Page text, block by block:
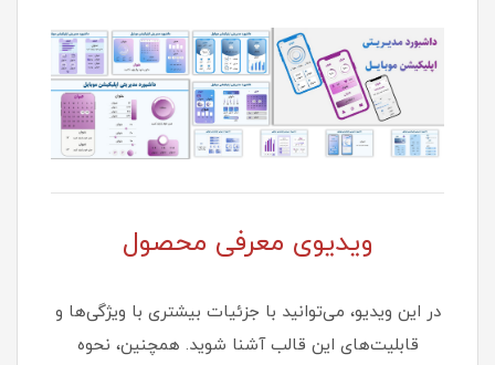
ویدیوی معرفی محصول
در این ویدیو، می‌توانید با جزئیات بیشتری با ویژگی‌ها و
قابلیت‌های این قالب آشنا شوید. همچنین، نحوه